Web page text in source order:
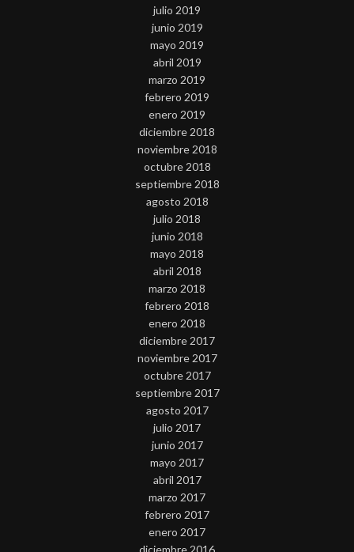
julio 2019
junio 2019
mayo 2019
abril 2019
marzo 2019
febrero 2019
enero 2019
diciembre 2018
noviembre 2018
octubre 2018
septiembre 2018
agosto 2018
julio 2018
junio 2018
mayo 2018
abril 2018
marzo 2018
febrero 2018
enero 2018
diciembre 2017
noviembre 2017
octubre 2017
septiembre 2017
agosto 2017
julio 2017
junio 2017
mayo 2017
abril 2017
marzo 2017
febrero 2017
enero 2017
diciembre 2016